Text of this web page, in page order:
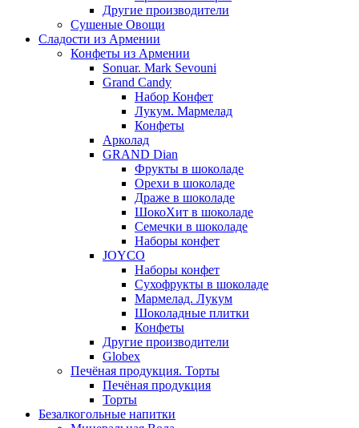
Другие производители
Сушеные Овощи
Сладости из Армении
Конфеты из Армении
Sonuar. Mark Sevouni
Grand Candy
Набор Конфет
Лукум. Мармелад
Конфеты
Арколад
GRAND Dian
Фрукты в шоколаде
Орехи в шоколаде
Драже в шоколаде
ШокоХит в шоколаде
Семечки в шоколаде
Наборы конфет
JOYCO
Наборы конфет
Сухофрукты в шоколаде
Мармелад. Лукум
Шоколадные плитки
Конфеты
Другие производители
Globex
Печёная продукция. Торты
Печёная продукция
Торты
Безалкогольные напитки